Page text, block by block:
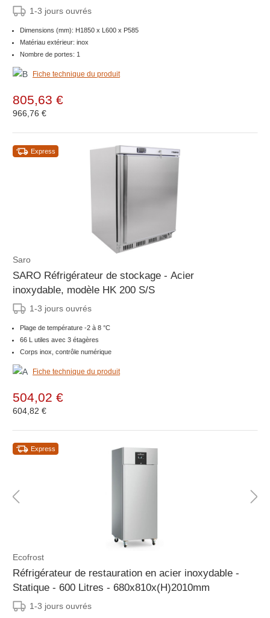
1-3 jours ouvrés
Dimensions (mm): H1850 x L600 x P585
Matériau extérieur: inox
Nombre de portes: 1
Fiche technique du produit
805,63 €
966,76 €
Express
Saro
SARO Réfrigérateur de stockage - Acier
inoxydable, modèle HK 200 S/S
1-3 jours ouvrés
Plage de température -2 à 8 °C
66 L utiles avec 3 étagères
Corps inox, contrôle numérique
Fiche technique du produit
504,02 €
604,82 €
Express
Ecofrost
Réfrigérateur de restauration en acier inoxydable -
Statique - 600 Litres - 680x810x(H)2010mm
1-3 jours ouvrés